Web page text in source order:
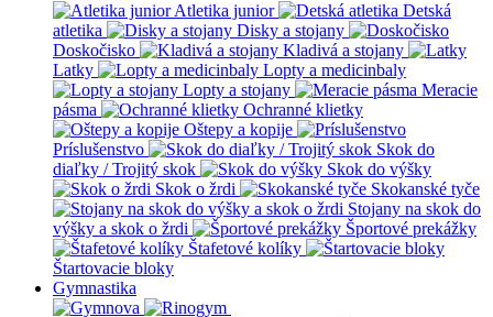
Atletika junior
Detská
atletika
Disky a stojany
Doskočisko
Kladivá a stojany
Latky
Lopty a medicinbaly
Lopty a stojany
Meracie
pásma
Ochranné klietky
Oštepy a kopije
Príslušenstvo
Skok do
diaľky / Trojitý skok
Skok do výšky
Skok o žrdi
Skokanské tyče
Stojany na skok do
výšky a skok o žrdi
Športové prekážky
Štafetové kolíky
Štartovacie bloky
Gymnastika